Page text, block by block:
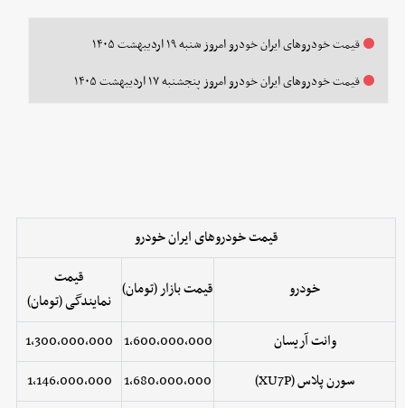
قیمت خودرو‌های ایران خودرو امروز شنبه ۱۹ اردیبهشت ۱۴۰۵
قیمت خودرو‌های ایران خودرو امروز پنجشنبه ۱۷ اردیبهشت ۱۴۰۵
قیمت خودروهای ایران خودرو
خودرو قیمت بازار (تومان)
قیمت
نمایندگی (تومان)
وانت آریسان
1,600,000,000
1,300,000,000
سورن پلاس (XU7P)
1,680,000,000
1,146,000,000